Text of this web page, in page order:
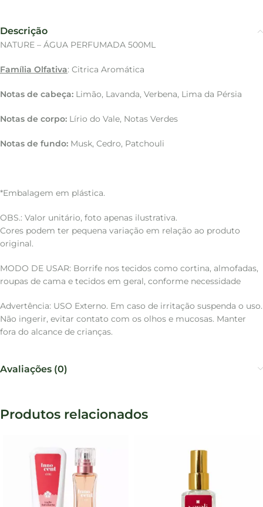
Descrição
NATURE – ÁGUA PERFUMADA 500ML
Família Olfativa: Citrica Aromática
Notas de cabeça: Limão, Lavanda, Verbena, Lima da Pérsia
Notas de corpo: Lírio do Vale, Notas Verdes
Notas de fundo: Musk, Cedro, Patchouli
*Embalagem em plástica.
OBS.: Valor unitário, foto apenas ilustrativa.
Cores podem ter pequena variação em relação ao produto
original.
MODO DE USAR: Borrife nos tecidos como cortina, almofadas,
roupas de cama e tecidos em geral, conforme necessidade
Advertência: USO Externo. Em caso de irritação suspenda o uso.
Não ingerir, evitar contato com os olhos e mucosas. Manter
fora do alcance de crianças.
Avaliações (0)
Produtos relacionados